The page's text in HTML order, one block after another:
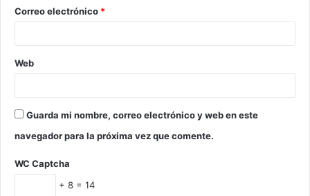
Correo electrónico *
Web
Guarda mi nombre, correo electrónico y web en este
navegador para la próxima vez que comente.
WC Captcha
+ 8 = 14